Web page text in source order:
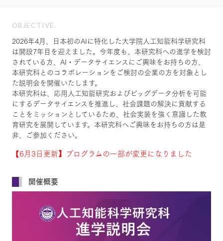
OBJECTIVE.
2026年4月、日本初のAIに特化した大学院人工知能科学研究科
は開設7年目を迎えました。今年度も、本研究科への進学を検討
されている方、AI・データサイエンスにご興味をお持ちの方、
本研究科とのコラボレーションをご検討の企業の方を対象とし
た説明会を開催いたします。
本研究科は、応用人工知能研究およびビッグデータ分析を可能
にするデータサイエンスを推進し、社会課題の解決に貢献する
ことをミッションとしているため、社会実装を強く意識した教
育研究を展開しています。本研究科へご興味をお持ちの方は是
非、ご参加ください。
【6月3日更新】プログラムの一部が変更になりました
開催概要